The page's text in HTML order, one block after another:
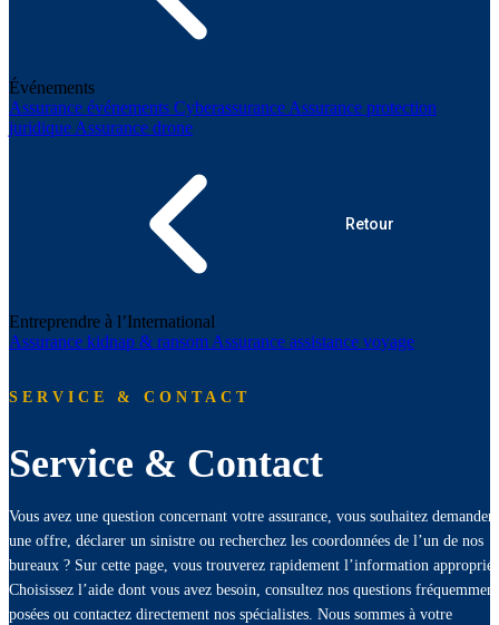
Événements
Assurance événements Cyberassurance Assurance protection
juridique Assurance drone
Retour
Entreprendre à l’International
Assurance kidnap & ransom Assurance assistance voyage
SERVICE & CONTACT
Service & Contact
Vous avez une question concernant votre assurance, vous souhaitez demander
une offre, déclarer un sinistre ou recherchez les coordonnées de l’un de nos
bureaux ? Sur cette page, vous trouverez rapidement l’information
Choisissez l’aide dont vous avez besoin, consultez nos questions fréquemment
posées ou contactez directement nos spécialistes. Nous sommes à votre